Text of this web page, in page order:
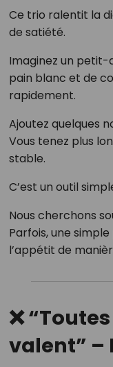
Ce trio ralentit la
de satiété.
Imaginez un petit-
pain blanc et de
rapidement.
Ajoutez quelques
Vous tenez plus
stable.
C’est un outil
Nous cherchons
Parfois, une
l’appétit de
❌
valent” –